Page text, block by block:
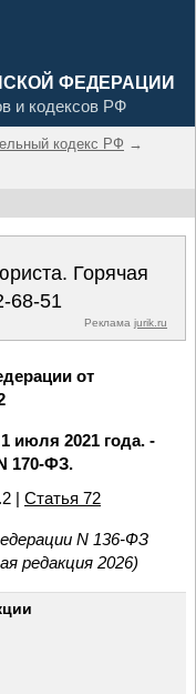
ФЕДЕРАЦИИ
и кодексов РФ
кодекс РФ →
Горячая
68-51
Реклама jurik.ru
от
июля 2021 года. -
170-ФЗ.
| Статья 72
N 136-ФЗ
редакция 2026)